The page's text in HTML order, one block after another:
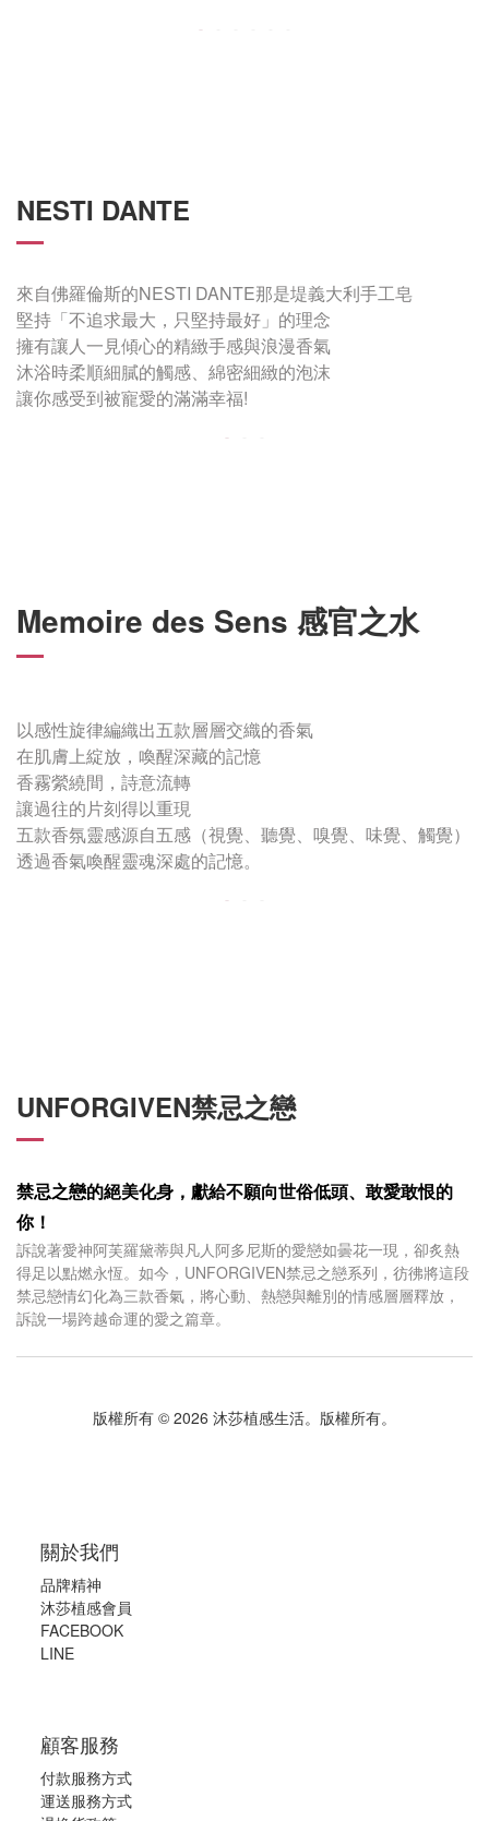
NESTI DANTE
來自佛羅倫斯的NESTI DANTE那是堤義大利手工皂
堅持「不追求最大，只堅持最好」的理念
擁有讓人一見傾心的精緻手感與浪漫香氣
沐浴時柔順細膩的觸感、綿密細緻的泡沫
讓你感受到被寵愛的滿滿幸福!
Memoire des Sens 感官之水
以感性旋律編織出五款層層交織的香氣
在肌膚上綻放，喚醒深藏的記憶
香霧縈繞間，詩意流轉
讓過往的片刻得以重現
五款香氛靈感源自五感（視覺、聽覺、嗅覺、味覺、觸覺）
透過香氣喚醒靈魂深處的記憶。
UNFORGIVEN禁忌之戀
禁忌之戀的絕美化身， 獻給不願向世俗低頭、敢愛敢恨的
你！
訴說著愛神阿芙羅黛蒂與凡人阿多尼斯的愛戀如曇花一現，卻炙熱
得足以點燃永恆。如今，UNFORGIVEN禁忌之戀系列，彷彿將這段
禁忌戀情幻化為三款香氣，將心動、熱戀與離別的情感層層釋放，
訴說一場跨越命運的愛之篇章。
版權所有 © 2026 沐莎植感生活。版權所有。
關於我們
品牌精神
沐莎植感會員
FACEBOOK
LINE
顧客服務
付款服務方式
運送服務方式